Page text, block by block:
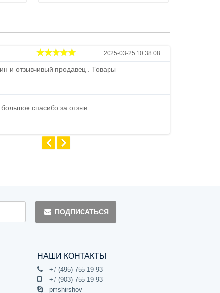
2025-03-25 10:38:08
и отзывчивый продавец . Товары
спасибо за отзыв.
ПОДПИСАТЬСЯ
НАШИ КОНТАКТЫ
+7 (495) 755-19-93
+7 (903) 755-19-93
pmshirshov